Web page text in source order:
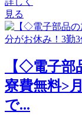
見る
【◇電子
寮費無料>
で...